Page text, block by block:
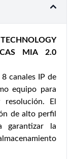
MIA 2.0
canales IP de
equipo para
El
de alto perfil
garantizar la